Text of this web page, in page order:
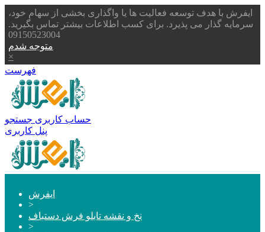
ایفرش با هدف توسعه فعالیت ها یا واگذاری بخشی از سهام خود،
سرمایه گذار می پذیرد. برای کسب اطلاعات بیشتر تماس بگیرید.
09150523004
متوجه شدم
×
فهرست
حساب کاربری جستجو
پنل کاربری
ایفرش
>
نخ و نقشه تابلو فرش دستباف
>